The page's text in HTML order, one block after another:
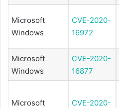
Microsoft
Windows
CVE-2020-
16972
Microsoft
Windows
CVE-2020-
16877
Microsoft
CVE-2020-